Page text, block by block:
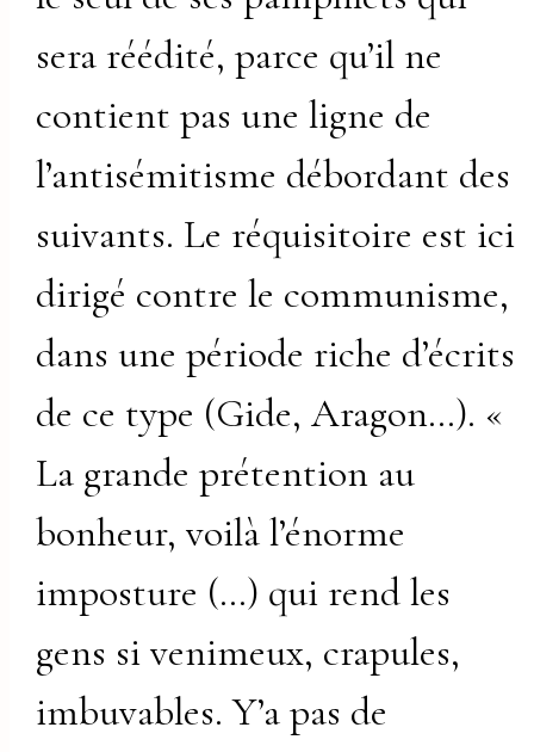
sera réédité, parce qu’il ne
contient pas une ligne de
l’antisémitisme débordant des
suivants. Le réquisitoire est ici
dirigé contre le communisme,
dans une période riche d’écrits
de ce type (Gide, Aragon…). «
La grande prétention au
bonheur, voilà l’énorme
imposture (…) qui rend les
gens si venimeux, crapules,
imbuvables. Y’a pas de